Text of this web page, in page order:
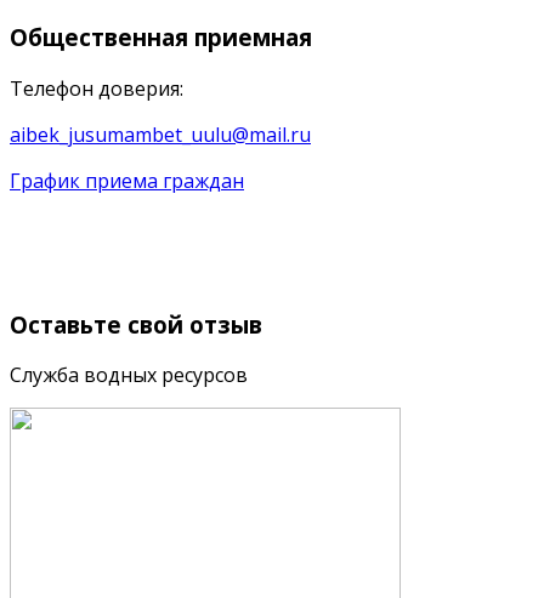
Общественная приемная
Телефон доверия:
aibek_jusumambet_uulu@mail.ru
График приема граждан
Оставьте свой отзыв
Служба водных ресурсов